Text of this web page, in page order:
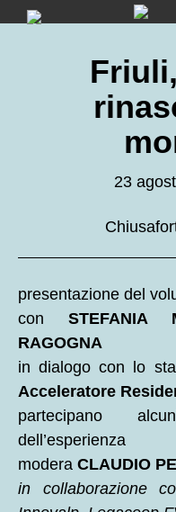
Skip
23
presentazione del
con STEFANIA
RAGOGNA
in dialogo con lo
Acceleratore
partecipano
dell’esperienza
modera CLAUDIO
in collaborazione